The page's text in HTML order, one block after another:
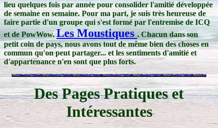
lieu quelques fois par année pour consolider l'amitié développée
de semaine en semaine. Pour ma part, je suis très heureuse de
faire partie d'un groupe qui s'est formé par l'entremise de ICQ
et de PowWow.Les Moustiques. Chacun dans son
petit coin de pays, nous avons tout de même bien des choses en
commun qu'on peut partager... et les sentiments d'amitié et
d'appartenance n'en sont que plus forts.
Des Pages Pratiques et
Intéressantes